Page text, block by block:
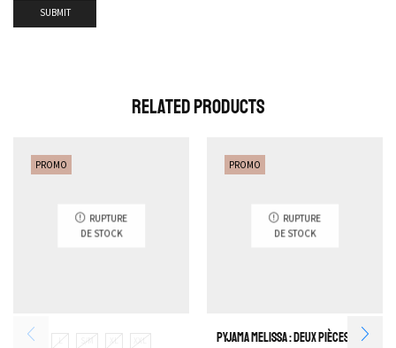
Related Products
PROMO
RUPTURE
DE STOCK
L S/M XL XXL
PROMO
RUPTURE
DE STOCK
Pyjama Melissa : Deux pièces Vert